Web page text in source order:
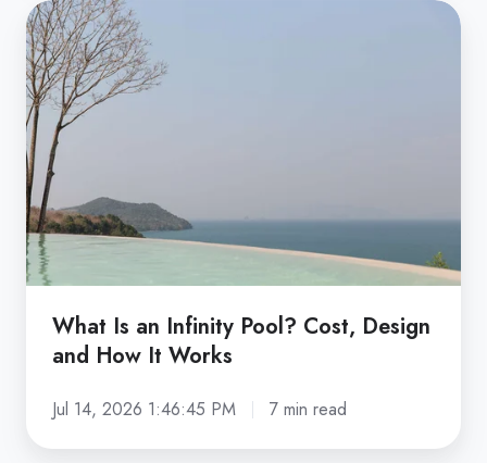
What
Is
an
Infinity
Pool?
Cost,
Design
and
How
It
Works
What Is an Infinity Pool? Cost, Design
and How It Works
Jul 14, 2026 1:46:45 PM 7 min read